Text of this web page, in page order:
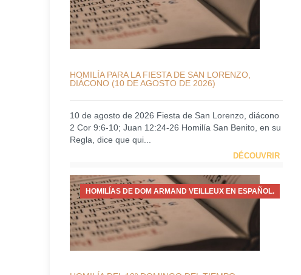
HOMILÍA PARA LA FIESTA DE SAN LORENZO,
DIÁCONO (10 DE AGOSTO DE 2026)
10 de agosto de 2026 Fiesta de San Lorenzo, diácono
2 Cor 9:6-10; Juan 12:24-26 Homilía San Benito, en su
Regla, dice que qui...
DÉCOUVRIR
HOMILÍAS DE DOM ARMAND VEILLEUX EN ESPAÑOL.